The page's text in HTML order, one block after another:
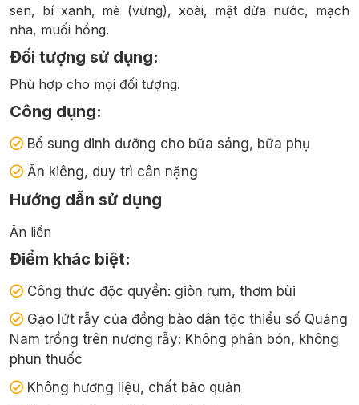
sen, bí xanh, mè (vừng), xoài, mật dừa nước, mạch
nha, muối hồng.
Đối tượng sử dụng:
Phù hợp cho mọi đối tượng.
Công dụng:
Bổ sung dinh dưỡng cho bữa sáng, bữa phụ
Ăn kiêng, duy trì cân nặng
Hướng dẫn sử dụng
Ăn liền
Điểm khác biệt:
Công thức độc quyền: giòn rụm, thơm bùi
Gạo lứt rẫy của đồng bào dân tộc thiểu số Quảng
Nam trồng trên nương rẫy: Không phân bón, không
phun thuốc
Không hương liệu, chất bảo quản